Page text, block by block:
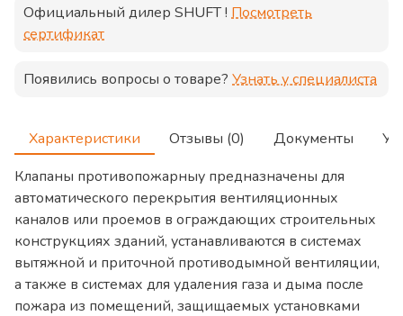
Официальный дилер SHUFT! Посмотреть
сертификат
Появились вопросы о товаре? Узнать у специалиста
Характеристики Отзывы (0) Документы
Клапаны противопожарныу предназначены для
автоматического перекрытия вентиляционных
каналов или проемов в ограждающих строительных
конструкциях зданий, устанавливаются в системах
вытяжной и приточной противодымной вентиляции,
а также в системах для удаления газа и дыма после
пожара из помещений, защищаемых установками